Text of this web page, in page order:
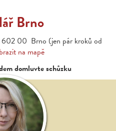
Brno
602 00 Brno (jen pár kroků od
na mapě
domluvte schůzku